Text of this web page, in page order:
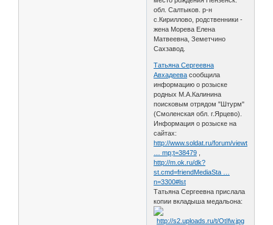
обл. Салтыков. р-н
с.Кириллово, родственники -
жена Морева Елена
Матвеевна, Земетчино
Сахзавод.
Татьяна Сергеевна
Авхадеева сообщила
информацию о розыске
родных М.А.Калинина
поисковым отрядом "Штурм"
(Смоленская обл. г.Ярцево).
Информация о розыске на
сайтах:
http://www.soldat.ru/forum/viewtopic.ph
… mp;t=38479
http://m.ok.ru/dk?
st.cmd=friendMediaSta …
n=3300#lst
Татьяна Сергеевна прислала
копии вкладыша медальона: